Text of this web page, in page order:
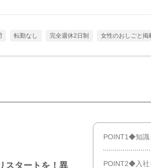
転勤なし 完全週休2日制 女性のおしごと掲
スタートを！異
POINT1◆知識
POINT2◆入社